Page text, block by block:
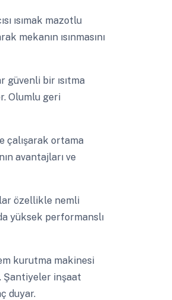
ısımak mazotlu
mekanın ısınmasını
güvenli bir ısıtma
Olumlu geri
çalışarak ortama
avantajları ve
özellikle nemli
yüksek performanslı
kurutma makinesi
Şantiyeler inşaat
duyar.